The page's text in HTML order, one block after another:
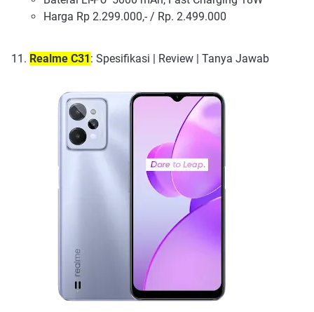
Harga Rp 2.299.000,- / Rp. 2.499.000
Realme C31 : Spesifikasi | Review | Tanya Jawab